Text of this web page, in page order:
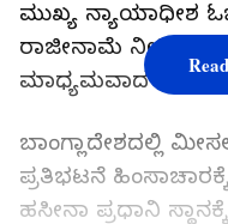
ಮುಖ್ಯ ನ್ಯಾಯಾಧೀಶ
ರಾಜೀನಾಮೆ ನೀಡಿದ್ದಾರೆ
ಮಾಧ್ಯಮವಾದ
ಬಾಂಗ್ಲಾದೇಶದಲ್ಲಿ
ಪ್ರತಿಭಟನೆ
ಹಸೀನಾ ಪ್ರಧಾನಿ